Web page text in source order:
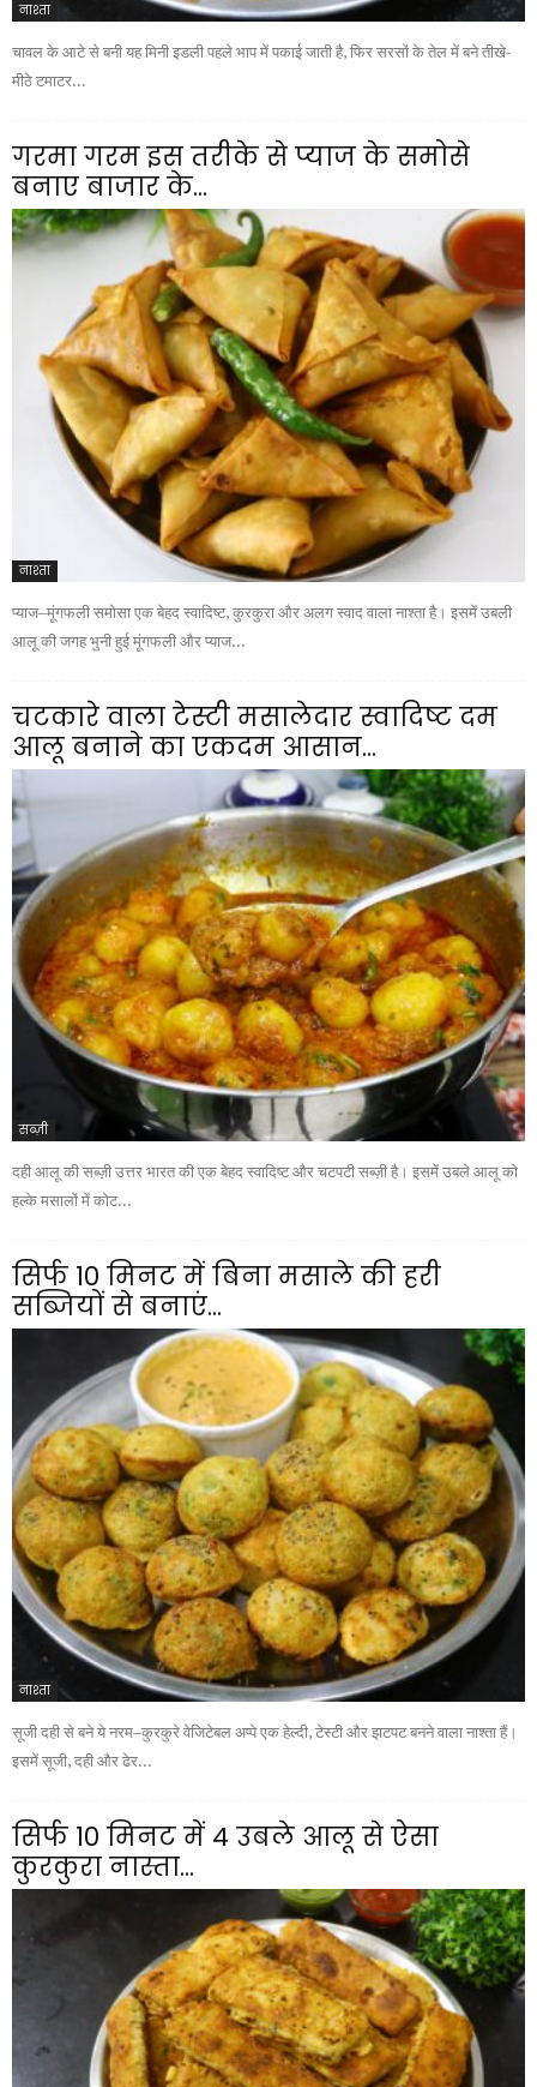
नाश्ता
चावल के आटे से बनी यह मिनी इडली पहले भाप में पकाई जाती है, फिर सरसों के तेल में बने तीखे-
मीठे टमाटर...
गरमा गरम इस तरीके से प्याज के समोसे
बनाए बाजार के...
नाश्ता
प्याज–मूंगफली समोसा एक बेहद स्वादिष्ट, कुरकुरा और अलग स्वाद वाला नाश्ता है। इसमें उबली
आलू की जगह भुनी हुई मूंगफली और प्याज...
चटकारे वाला टेस्टी मसालेदार स्वादिष्ट दम
आलू बनाने का एकदम आसान...
सब्ज़ी
दही आलू की सब्ज़ी उत्तर भारत की एक बेहद स्वादिष्ट और चटपटी सब्ज़ी है। इसमें उबले आलू को
हल्के मसालों में कोट...
सिर्फ 10 मिनट में बिना मसाले की हरी
सब्जियों से बनाएं...
नाश्ता
सूजी दही से बने ये नरम–कुरकुरे वेजिटेबल अप्पे एक हेल्दी, टेस्टी और झटपट बनने वाला नाश्ता हैं।
इसमें सूजी, दही और ढेर...
सिर्फ 10 मिनट में 4 उबले आलू से ऐसा
कुरकुरा नास्ता...